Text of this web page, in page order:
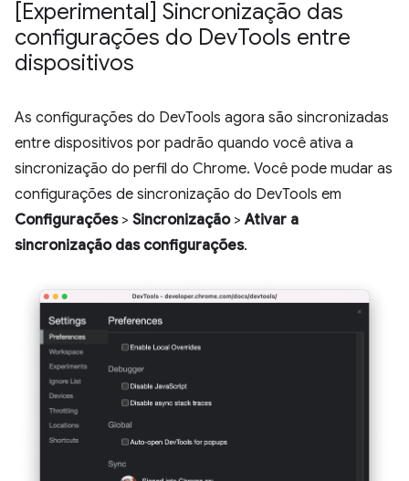
[Experimental] Sincronização das
configurações do DevTools entre
dispositivos
As configurações do DevTools agora são sincronizadas
entre dispositivos por padrão quando você ativa a
sincronização do perfil do Chrome. Você pode mudar as
configurações de sincronização do DevTools em
Configurações> Sincronização>Ativar a
sincronização das configurações.